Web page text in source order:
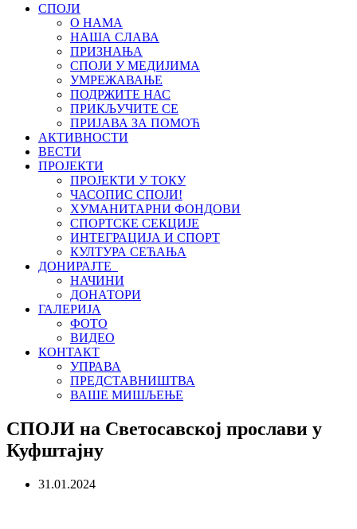
СПОЈИ
О НАМА
НАША СЛАВА
ПРИЗНАЊА
СПОЈИ У МЕДИЈИМА
УМРЕЖАВАЊЕ
ПОДРЖИТЕ НАС
ПРИКЉУЧИТЕ СЕ
ПРИЈАВА ЗА ПОМОЋ
АКТИВНОСТИ
ВЕСТИ
ПРОЈЕКТИ
ПРОЈЕКТИ У ТОКУ
ЧАСОПИС СПОЈИ!
ХУМАНИТАРНИ ФОНДОВИ
СПОРТСКЕ СЕКЦИЈЕ
ИНТЕГРАЦИЈА И СПОРТ
КУЛТУРА СЕЋАЊА
ДОНИРАЈТЕ
НАЧИНИ
ДОНАТОРИ
ГАЛЕРИЈА
ФОТО
ВИДЕО
КОНТАКТ
УПРАВА
ПРЕДСТАВНИШТВА
ВАШЕ МИШЉЕЊЕ
СПОЈИ на Светосавској прослави у
Куфштајну
31.01.2024